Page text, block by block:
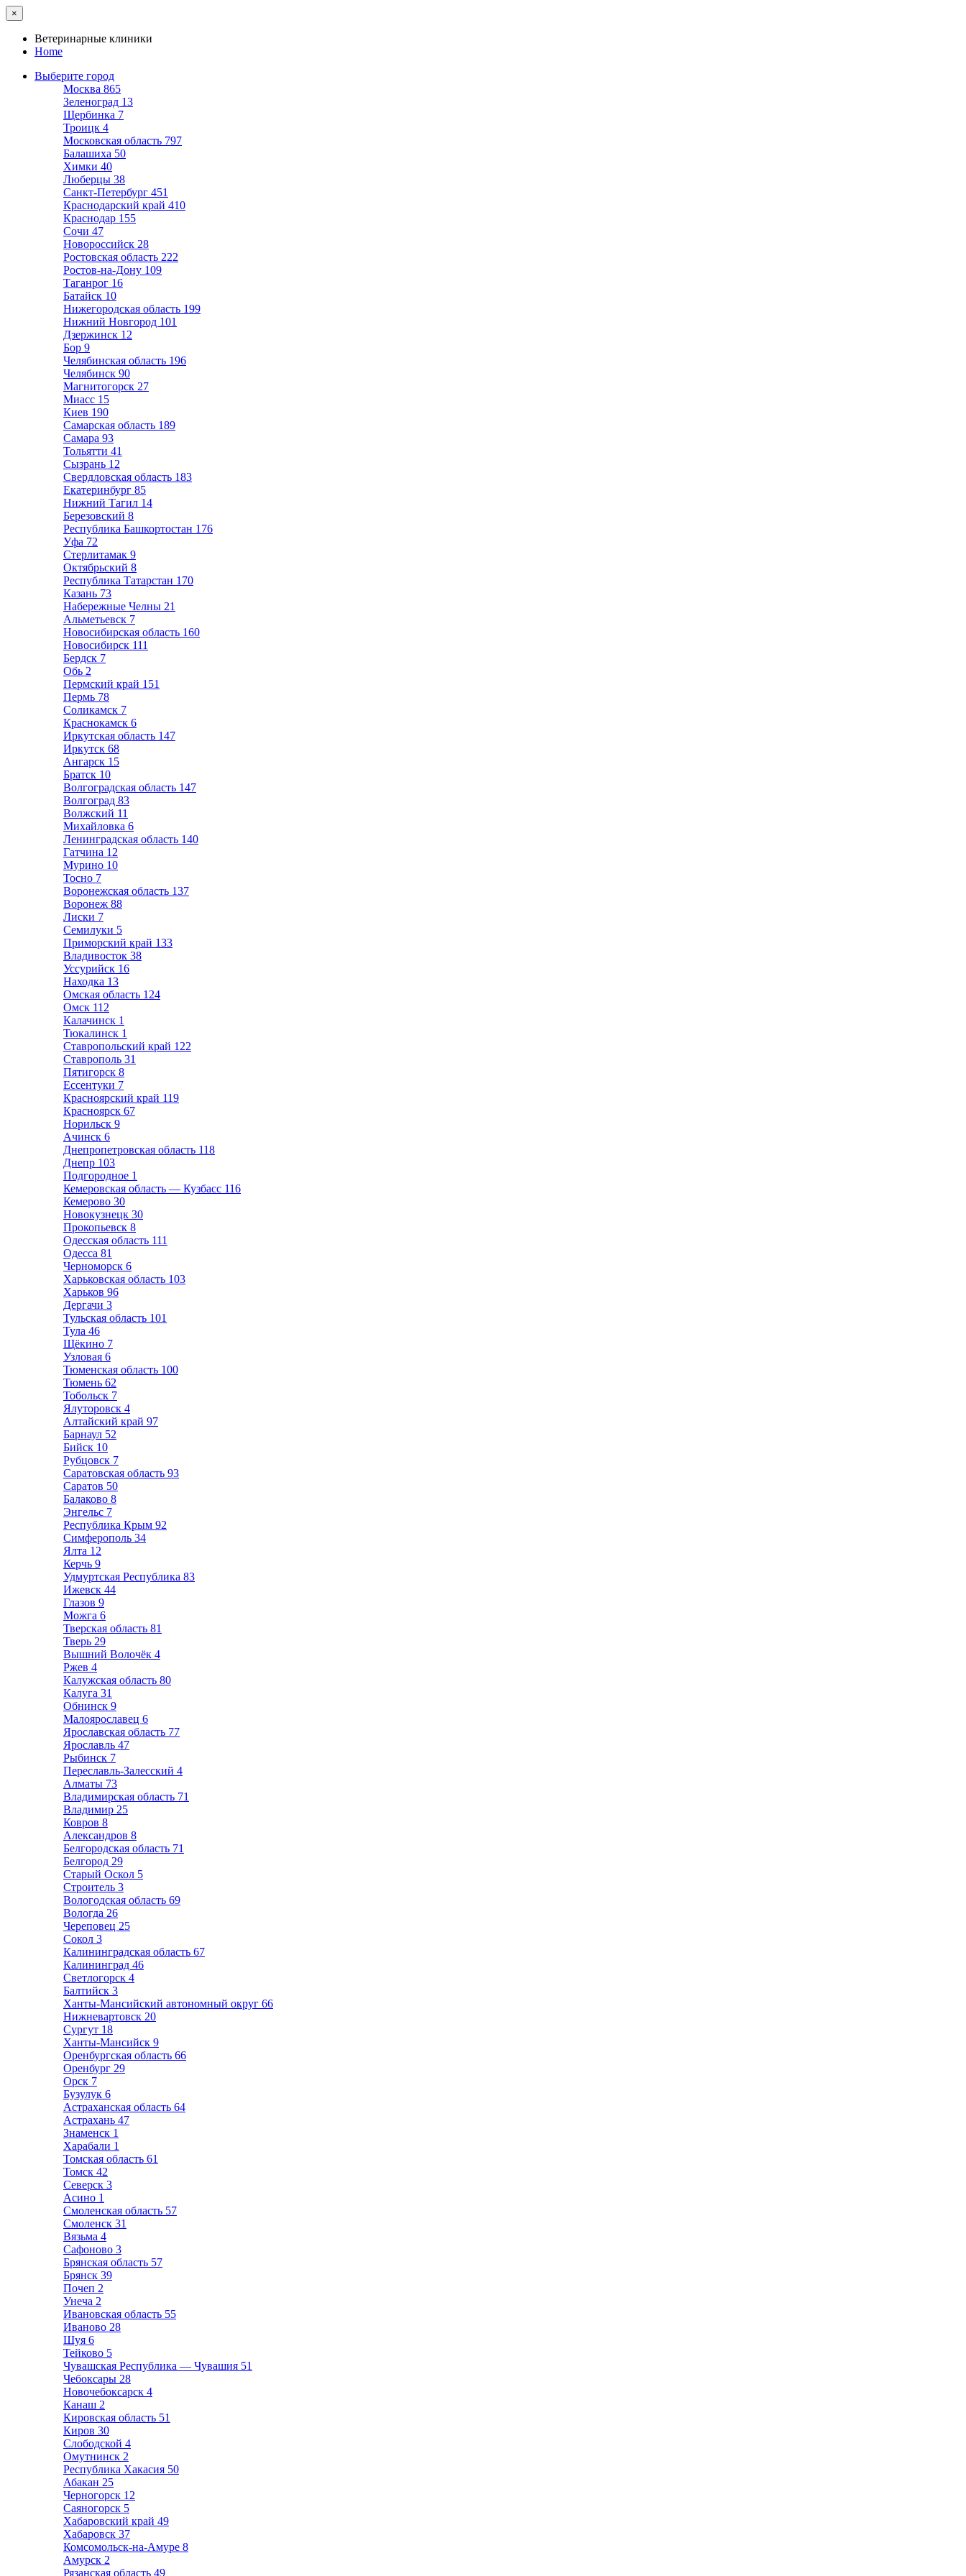
×
Ветеринарные клиники
Home
Выберите город
Москва 865
Зеленоград 13
Щербинка 7
Троицк 4
Московская область 797
Балашиха 50
Химки 40
Люберцы 38
Санкт-Петербург 451
Краснодарский край 410
Краснодар 155
Сочи 47
Новороссийск 28
Ростовская область 222
Ростов-на-Дону 109
Таганрог 16
Батайск 10
Нижегородская область 199
Нижний Новгород 101
Дзержинск 12
Бор 9
Челябинская область 196
Челябинск 90
Магнитогорск 27
Миасс 15
Киев 190
Самарская область 189
Самара 93
Тольятти 41
Сызрань 12
Свердловская область 183
Екатеринбург 85
Нижний Тагил 14
Березовский 8
Республика Башкортостан 176
Уфа 72
Стерлитамак 9
Октябрьский 8
Республика Татарстан 170
Казань 73
Набережные Челны 21
Альметьевск 7
Новосибирская область 160
Новосибирск 111
Бердск 7
Обь 2
Пермский край 151
Пермь 78
Соликамск 7
Краснокамск 6
Иркутская область 147
Иркутск 68
Ангарск 15
Братск 10
Волгоградская область 147
Волгоград 83
Волжский 11
Михайловка 6
Ленинградская область 140
Гатчина 12
Мурино 10
Тосно 7
Воронежская область 137
Воронеж 88
Лиски 7
Семилуки 5
Приморский край 133
Владивосток 38
Уссурийск 16
Находка 13
Омская область 124
Омск 112
Калачинск 1
Тюкалинск 1
Ставропольский край 122
Ставрополь 31
Пятигорск 8
Ессентуки 7
Красноярский край 119
Красноярск 67
Норильск 9
Ачинск 6
Днепропетровская область 118
Днепр 103
Подгородное 1
Кемеровская область — Кузбасс 116
Кемерово 30
Новокузнецк 30
Прокопьевск 8
Одесская область 111
Одесса 81
Черноморск 6
Харьковская область 103
Харьков 96
Дергачи 3
Тульская область 101
Тула 46
Щёкино 7
Узловая 6
Тюменская область 100
Тюмень 62
Тобольск 7
Ялуторовск 4
Алтайский край 97
Барнаул 52
Бийск 10
Рубцовск 7
Саратовская область 93
Саратов 50
Балаково 8
Энгельс 7
Республика Крым 92
Симферополь 34
Ялта 12
Керчь 9
Удмуртская Республика 83
Ижевск 44
Глазов 9
Можга 6
Тверская область 81
Тверь 29
Вышний Волочёк 4
Ржев 4
Калужская область 80
Калуга 31
Обнинск 9
Малоярославец 6
Ярославская область 77
Ярославль 47
Рыбинск 7
Переславль-Залесский 4
Алматы 73
Владимирская область 71
Владимир 25
Ковров 8
Александров 8
Белгородская область 71
Белгород 29
Старый Оскол 5
Строитель 3
Вологодская область 69
Вологда 26
Череповец 25
Сокол 3
Калининградская область 67
Калининград 46
Светлогорск 4
Балтийск 3
Ханты-Мансийский автономный округ 66
Нижневартовск 20
Сургут 18
Ханты-Мансийск 9
Оренбургская область 66
Оренбург 29
Орск 7
Бузулук 6
Астраханская область 64
Астрахань 47
Знаменск 1
Харабали 1
Томская область 61
Томск 42
Северск 3
Асино 1
Смоленская область 57
Смоленск 31
Вязьма 4
Сафоново 3
Брянская область 57
Брянск 39
Почеп 2
Унеча 2
Ивановская область 55
Иваново 28
Шуя 6
Тейково 5
Чувашская Республика — Чувашия 51
Чебоксары 28
Новочебоксарск 4
Канаш 2
Кировская область 51
Киров 30
Слободской 4
Омутнинск 2
Республика Хакасия 50
Абакан 25
Черногорск 12
Саяногорск 5
Хабаровский край 49
Хабаровск 37
Комсомольск-на-Амуре 8
Амурск 2
Рязанская область 49